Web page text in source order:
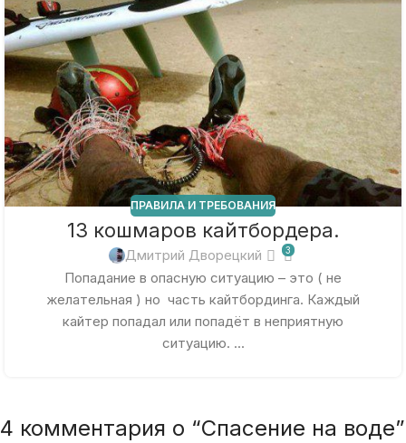
ПРАВИЛА И ТРЕБОВАНИЯ
13 кошмаров кайтбордера.
Дмитрий Дворецкий 3
Попадание в опасную ситуацию – это ( не
желательная ) но часть кайтбординга. Каждый
кайтер попадал или попадёт в неприятную
ситуацию. ...
4 комментария о “Спасение на воде”